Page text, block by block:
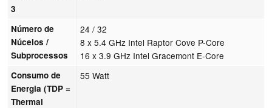
3
Número de
Núcelos /
Subprocessos
24 / 32
8 x 5.4 GHz Intel Raptor Cove P-Core
16 x 3.9 GHz Intel Gracemont E-Core
Consumo de
Energia (TDP =
Thermal
55 Watt